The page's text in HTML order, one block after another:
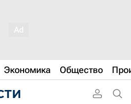
Экономика Общество